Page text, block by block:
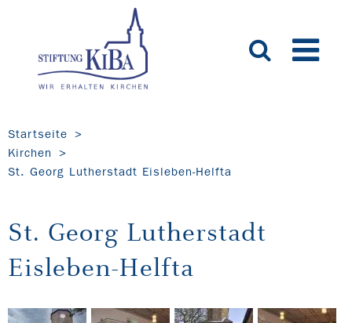
Startseite
Kirchen
St. Georg Lutherstadt Eisleben-Helfta
St. Georg Lutherstadt
Eisleben-Helfta